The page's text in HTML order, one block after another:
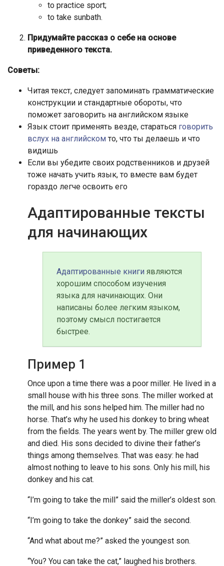
to practice sport;
to take sunbath.
Придумайте рассказ о себе на основе
приведенного текста.
Советы:
Читая текст, следует запоминать грамматические
конструкции и стандартные обороты, что
поможет заговорить на английском языке
Язык стоит применять везде, стараться говорить
вслух на английском то, что ты делаешь и что
видишь
Если вы убедите своих родственников и друзей
тоже начать учить язык, то вместе вам будет
гораздо легче освоить его
Адаптированные тексты
для начинающих
Адаптированные книги являются
хорошим способом изучения
языка для начинающих. Они
написаны более легким языком,
поэтому смысл постигается
быстрее.
Пример 1
Once upon a time there was a poor miller. He lived in a
small house with his three sons. The miller worked at
the mill, and his sons helped him. The miller had no
horse. That’s why he used his donkey to bring wheat
from the fields. The years went by. The miller grew old
and died. His sons decided to divine their father’s
things among themselves. That was easy: he had
almost nothing to leave to his sons. Only his mill, his
donkey and his cat.
“I’m going to take the mill” said the miller’s oldest son.
“I’m going to take the donkey” said the second.
“And what about me?” asked the youngest son.
“You? You can take the cat,” laughed his brothers.